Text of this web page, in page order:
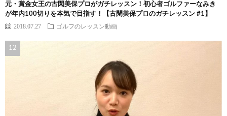
元・賞金女王の古閑美保プロがガチレッスン！初心者ゴルファーなみき
が年内100切りを本気で目指す！【古閑美保プロのガチレッスン #1】
2018.07.27 ゴルフのレッスン動画